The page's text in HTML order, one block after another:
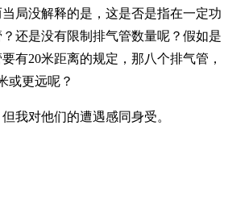
局没解释的是，这是否是指在一定功
还是没有限制排气管数量呢？假如是
有20米距离的规定，那八个排气管，
或更远呢？
我对他们的遭遇感同身受。